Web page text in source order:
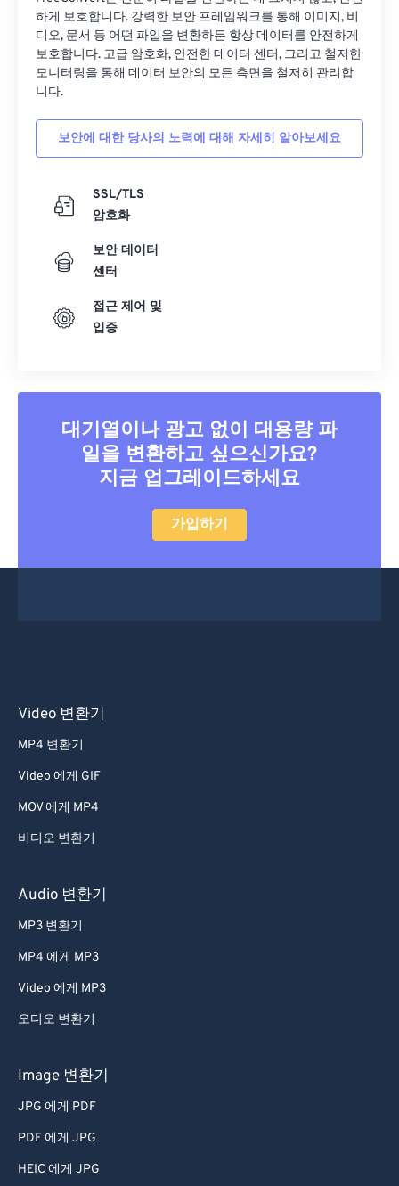
하게 보호합니다. 강력한 보안 프레임워크를 통해 이미지, 비
디오, 문서 등 어떤 파일을 변환하든 항상 데이터를 안전하게
보호합니다. 고급 암호화, 안전한 데이터 센터, 그리고 철저한
모니터링을 통해 데이터 보안의 모든 측면을 철저히 관리합
니다.
보안에 대한 당사의 노력에 대해 자세히 알아보세요
SSL/TLS
암호화
보안 데이터
센터
접근 제어 및
입증
대기열이나 광고 없이 대용량 파
일을 변환하고 싶으신가요?
지금 업그레이드하세요
가입하기
Video 변환기
MP4 변환기
Video 에게 GIF
MOV 에게 MP4
비디오 변환기
Audio 변환기
MP3 변환기
MP4 에게 MP3
Video 에게 MP3
오디오 변환기
Image 변환기
JPG 에게 PDF
PDF 에게 JPG
HEIC 에게 JPG